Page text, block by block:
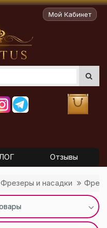
Мой Кабинет
Отзывы
Фрезеры и насадки